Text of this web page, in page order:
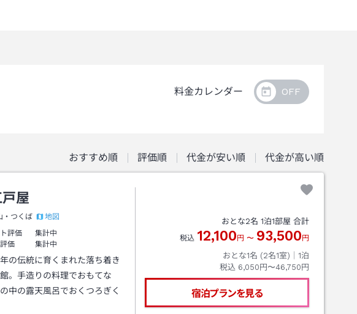
料金カレンダー
おすすめ順 評価順 代金が安い順 代金が高い順
屋
・つくば
地図
評価
集計中
価
集計中
の伝統に育くまれた落ち着き
。手造りの料理でおもてな
中の露天風呂でおくつろぎく
おとな2名 1泊1部屋 合計
税込 12,100 円 〜 93,500 円
おとな1名 (2名1室)｜ 1泊
税込 6,050円〜46,750円
宿泊プランを見る